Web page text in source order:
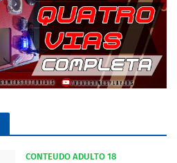
CONTEUDO ADULTO 18